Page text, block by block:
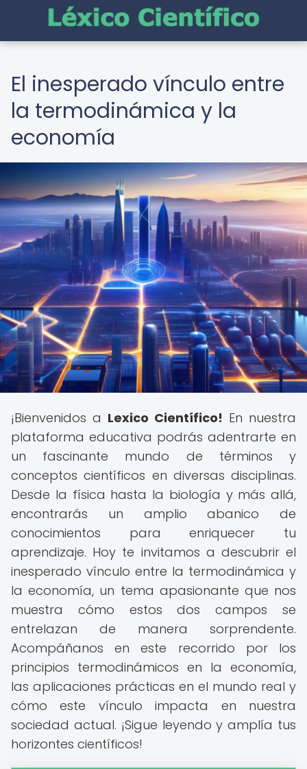
El inesperado vínculo entre
la termodinámica y la
economía
¡Bienvenidos a Lexico Científico! En nuestra
plataforma educativa podrás adentrarte en
un fascinante mundo de términos y
conceptos científicos en diversas disciplinas.
Desde la física hasta la biología y más allá,
encontrarás un amplio abanico de
conocimientos para enriquecer tu
aprendizaje. Hoy te invitamos a descubrir el
inesperado vínculo entre la termodinámica y
la economía, un tema apasionante que nos
muestra cómo estos dos campos se
entrelazan de manera sorprendente.
Acompáñanos en este recorrido por los
principios termodinámicos en la economía,
las aplicaciones prácticas en el mundo real y
cómo este vínculo impacta en nuestra
sociedad actual. ¡Sigue leyendo y amplía tus
horizontes científicos!